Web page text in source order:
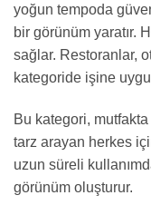
yoğun tempoda
bir görünüm yaratır.
sağlar. Restoranlar,
kategoride işine
Bu kategori, mutfakta
tarz arayan herkes
uzun süreli
görünüm oluşturur.